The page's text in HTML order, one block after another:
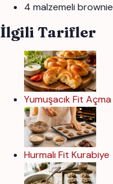
4 malzemeli brownie
İlgili Tarifler
Yumuşacık Fit Açma
Hurmalı Fit Kurabiye